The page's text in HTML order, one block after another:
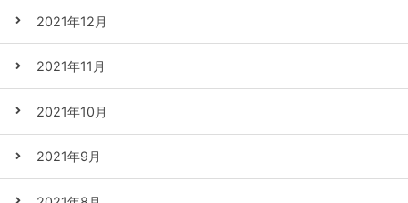
2021年12月
2021年11月
2021年10月
2021年9月